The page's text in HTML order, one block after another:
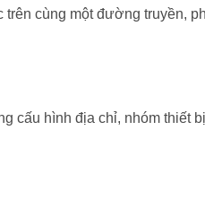
cùng một đường truyền,
cấu hình địa chỉ, nhóm thiết